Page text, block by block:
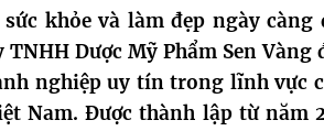
khỏe và làm đẹp ngày càng
Dược Mỹ Phẩm Sen Vàng
nghiệp uy tín trong lĩnh vực
Nam. Được thành lập từ năm